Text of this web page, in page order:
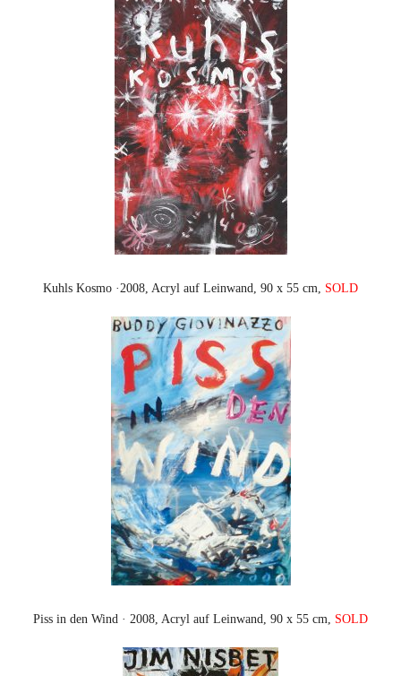
Kuhls Kosmo ·2008, Acryl auf Leinwand, 90 x 55 cm, SOLD
Piss in den Wind · 2008, Acryl auf Leinwand, 90 x 55 cm, SOLD